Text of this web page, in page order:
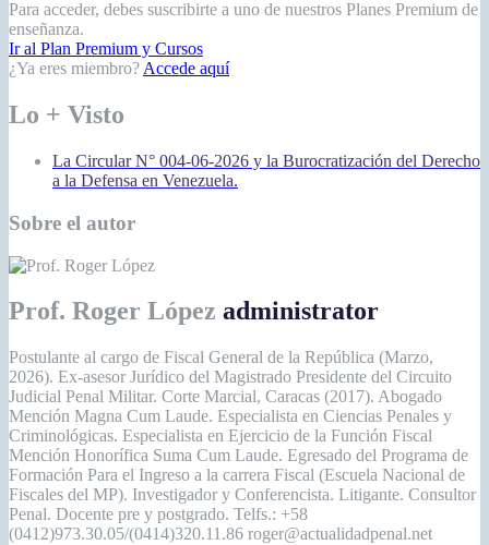
Para acceder, debes suscribirte a uno de nuestros Planes Premium de
enseñanza.
Ir al Plan Premium y Cursos
¿Ya eres miembro? Accede aquí
Lo + Visto
La Circular N° 004-06-2026 y la Burocratización del Derecho
a la Defensa en Venezuela.
Sobre el autor
Prof. Roger López administrator
Postulante al cargo de Fiscal General de la República (Marzo,
2026). Ex-asesor Jurídico del Magistrado Presidente del Circuito
Judicial Penal Militar. Corte Marcial, Caracas (2017). Abogado
Mención Magna Cum Laude. Especialista en Ciencias Penales y
Criminológicas. Especialista en Ejercicio de la Función Fiscal
Mención Honorífica Suma Cum Laude. Egresado del Programa de
Formación Para el Ingreso a la carrera Fiscal (Escuela Nacional de
Fiscales del MP). Investigador y Conferencista. Litigante. Consultor
Penal. Docente pre y postgrado. Telfs.: +58
(0412)973.30.05/(0414)320.11.86 roger@actualidadpenal.net